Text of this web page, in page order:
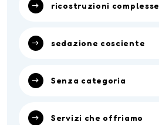
ricostruzioni complesse
sedazione cosciente
Senza categoria
Servizi che offriamo